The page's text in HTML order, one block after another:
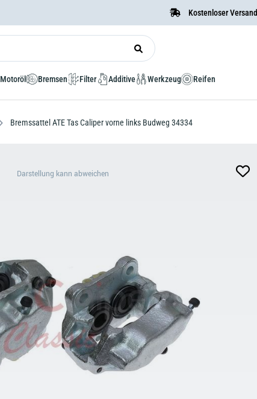
Kostenloser Versand
Motoröl Bremsen Filter Additive Werkzeug Reifen
Bremssattel ATE Tas Caliper vorne links Budweg 34334
Darstellung kann abweichen